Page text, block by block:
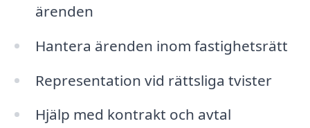
ärenden
Hantera ärenden inom fastighetsrätt
Representation vid rättsliga tvister
Hjälp med kontrakt och avtal